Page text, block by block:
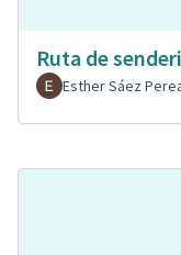
Ruta de
Esther Sáez